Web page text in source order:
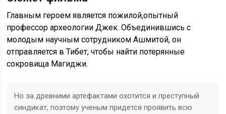
Главным героем является пожилой,опытный
профессор археологии Джек. Объединившись с
молодым научным сотрудником Ашмитой, он
отправляется в Тибет, чтобы найти потерянные
сокровища Магиджи.
Но за древними артефактами охотится и преступный
синдикат, поэтому ученым придется проявить всю